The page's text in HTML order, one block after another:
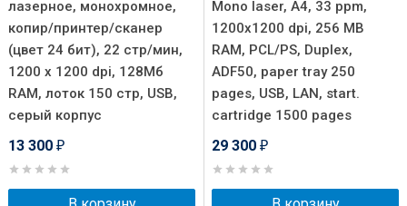
лазерное, монохромное,
копир/принтер/сканер
(цвет 24 бит), 22 стр/мин,
1200 x 1200 dpi, 128Мб
RAM, лоток 150 стр, USB,
серый корпус
13 300 ₽
Mono laser, A4, 33 ppm,
1200x1200 dpi, 256 MB
RAM, PCL/PS, Duplex,
ADF50, paper tray 250
pages, USB, LAN, start.
cartridge 1500 pages
29 300 ₽